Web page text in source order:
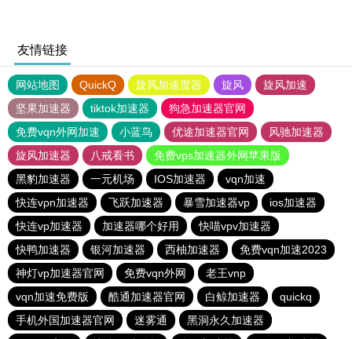
友情链接
网站地图 QuickQ 旋风加速度器 旋风
旋风加速
坚果加速器
tiktok加速器
狗急加速器官网
免费vqn外网加速
小蓝鸟 优途加速器官网
风驰加速器
旋风加速器
八戒看书
免费vps加速器外网苹果版
黑豹加速器
一元机场 IOS加速器
vqn加速
快连vρn加速器
飞跃加速器 暴雪加速器vp
ios加速器
快连vp加速器
加速器哪个好用
快喵vpv加速器
快鸭加速器
银河加速器 西柚加速器
免费vqn加速2023
神灯vp加速器官网
免费vqn外网
老王vnp
vqn加速免费版
酷通加速器官网 白鲸加速器
quickq
手机外国加速器官网
迷雾通
黑洞永久加速器